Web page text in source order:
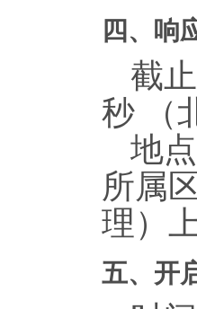
四、响
截
秒
地
所属
理）
五、开